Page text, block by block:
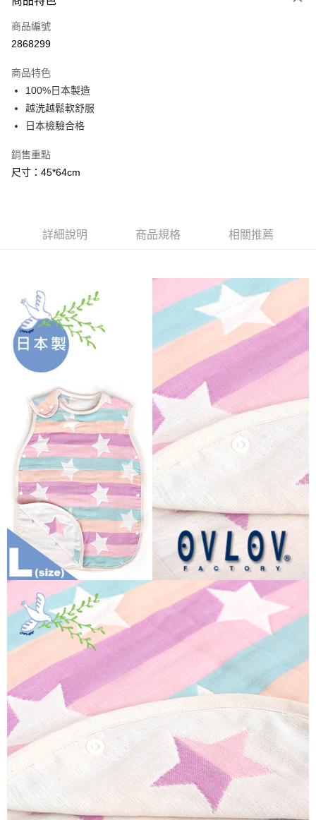
台灣樂天信用卡公司
台灣樂天信用卡公司
相關說明
【大哥付你分期使用說明】
2.付款方式選擇「大哥付你分期」，訂單成立後會自動跳轉到大哥付的交易
流程，驗證手機門號後，選擇欲分期的期數、繳款截止日，確認付款後即完
3.實際核准額度、可分期數及費用金額請依後續交易確認頁面所載為準。
4.訂單成立30分鐘內，如未前往確認交易或遇審核未通過，訂單將自動取
法說明評估內容。
【繳款方式說明】
1.分期款項不併入電信帳單，「大哥付你分期」於每月結算日後寄送繳費提
【注意事項】
2.基於同意付款使用「大哥付你分期」之契約關係目的，商店將以您的個人
資料（包含姓名、電話或地址）提供予台灣大哥大進項蒐集、處理及利用，
由本公司與您本人進行分期帳單所需資料之確認、核對及更正。
3.完整用戶服務條款，請詳閱以下連結：
https://oppay.tw/userRule
相關說明
【關於「AFTEE先享後付」】
AFTEE先享後付是「在收到商品之後才付款」的支付方式。 讓您購物簡單
便利好安心！
１．簡單：不需註冊會員、不需綁卡、不需儲值。
３．安心：先確認商品／服務後，再付款。
【「AFTEE先享後付」結帳流程】
３．收到繳費通知簡訊後14天內，點擊此簡訊中的連結，可透過四大超商／
ATM／網路銀行／等多元方式進行付款，方視為交易完成。
※ 交易是否成功請以「AFTEE先享後付 」之結帳頁面顯示為準，若有關於
是否繳費成功／繳費後需取消欲退款等相關疑問，請聯繫「AFTEE先享後付
客戶支援中心」https://netprotections.freshdesk.com/support/home
【注意事項】
１．透過由恩沛科技股份有限公司提供之「AFTEE先享後付」服務完成之交
易，需依本服務之必要範圍內提供個人資料，並將交易相關給付款項請求債
２．關於個人資料處理事宜，請瀏覽以下網址：
https://aftee.tw/terms/#terms3
３．未成年的使用者請事先徵得法定代理人或監護人之同意方可使用
「AFTEE先享後付」，若未經同意申辦者引起之損失，本公司不負相關責
任。
４．使用「AFTEE先享後付」時，將依據個別帳號之用戶狀況，依本公司即
時審查核予不同之上限額度；若仍有額度不足之情形，本公司將視審查結果
請求用戶進行身份認證。
５．嚴禁一人註冊多個帳號或使用他人資訊註冊。若發現惡意使用之情形，
恩沛科技股份有限公司將有權停止該用戶之使用額度並採取法律行動。
ATM付款
全家取貨付款
每筆NT$60，滿NT$1,000(含以上)免運費
付款後7-11取貨
每筆NT$60，滿NT$1,000(含以上)免運費
宅配
每筆NT$100，滿NT$1,000(含以上)免運費
商品編號
2868299
商品特色
100%日本製造
越洗越鬆軟舒服
日本檢驗合格
銷售重點
尺寸：45*64cm
詳細說明 商品規格 相關推薦